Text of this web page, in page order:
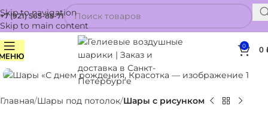
Skip to navigation
Skip to main content
+7 (921) 565-85-71
0 0
Нажмите, чтобы увеличить
Главная Шары под потолок Шары с рисунком